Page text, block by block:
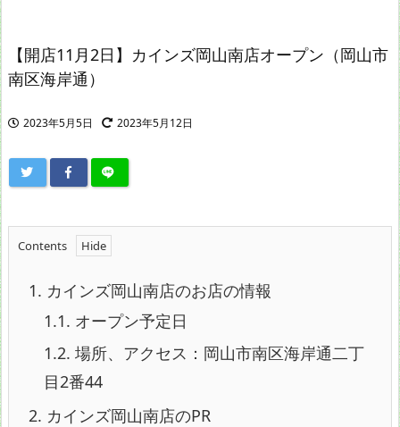
【開店11月2日】カインズ岡山南店オープン（岡山市
南区海岸通）
2023年5月5日 2023年5月12日
Contents
1. カインズ岡山南店のお店の情報
1.1. オープン予定日
1.2. 場所、アクセス：岡山市南区海岸通二丁
目2番44
2. カインズ岡山南店のPR